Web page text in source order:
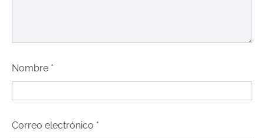
Nombre *
Correo electrónico *